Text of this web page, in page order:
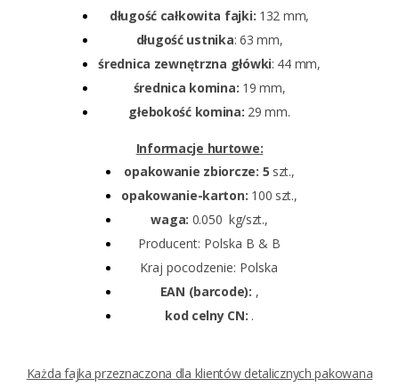
długość całkowita fajki: 132 mm,
długość ustnika: 63 mm,
średnica zewnętrzna główki: 44 mm,
średnica komina: 19 mm,
głebokość komina: 29 mm.
Informacje hurtowe:
opakowanie zbiorcze: 5 szt.,
opakowanie-karton: 100 szt.,
waga: 0.050 kg/szt.,
Producent: Polska B & B
Kraj pocodzenie: Polska
EAN (barcode): ,
kod celny CN: .
Każda fajka przeznaczona dla klientów detalicznych pakowana